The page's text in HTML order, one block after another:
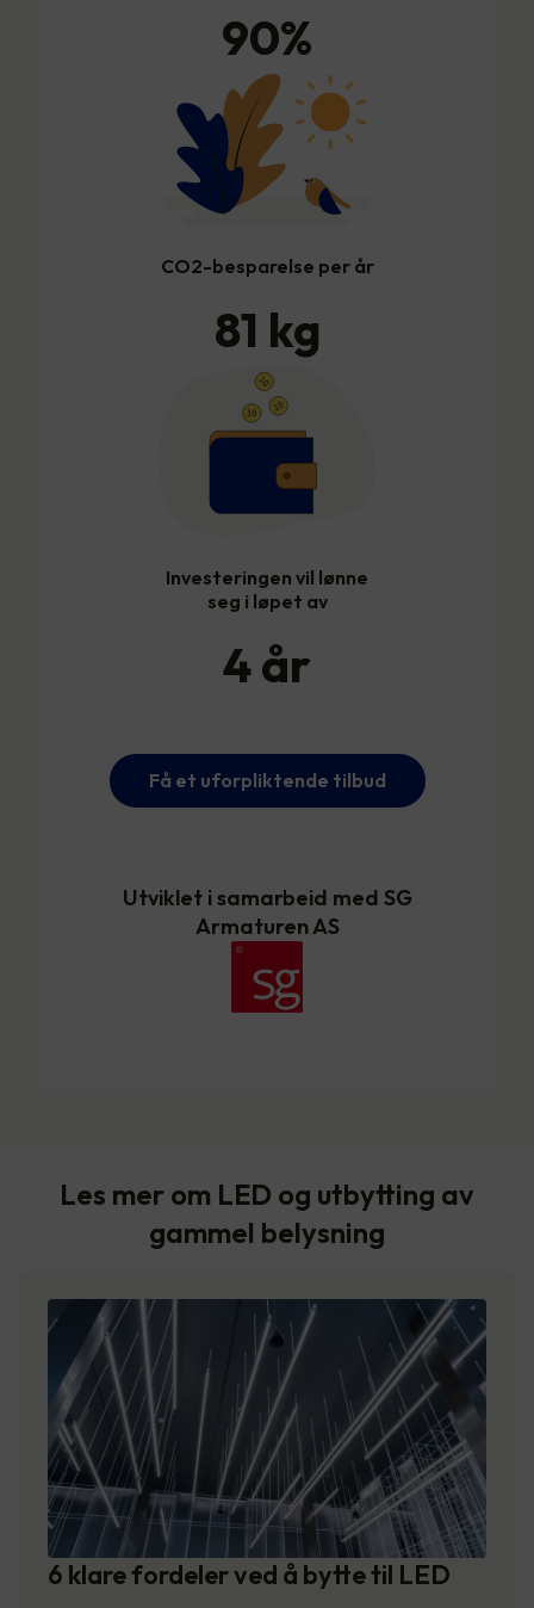
90%
CO2-besparelse per år
81 kg
Investeringen vil lønne
seg i løpet av
4år
Få et uforpliktende tilbud
Utviklet i samarbeid med SG
Armaturen AS
Les mer om LED og utbytting av
gammel belysning
6 klare fordeler ved å bytte til LED